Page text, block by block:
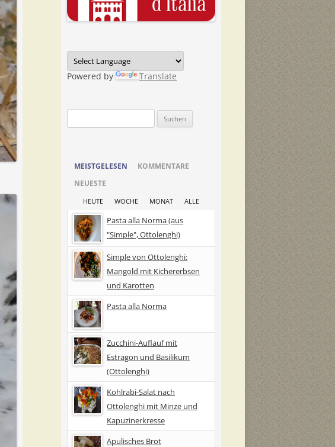
Powered by Translate
nach:
MEISTGELESEN
KOMMENTARE
NEUESTE
HEUTE WOCHE MONAT ALLE
Pasta alla Norma (aus
"Simple", Ottolenghi)
Simple von Ottolenghi:
Mangold mit Kichererbsen
und Karotten
Pasta alla Norma
Zucchini-Auflauf mit
Estragon und Basilikum
(Ottolenghi)
Kohlrabi-Salat nach
Ottolenghi mit Minze und
Kapuzinerkresse
Apulisches Brot